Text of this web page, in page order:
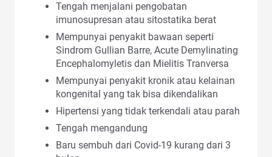
Tengah menjalani pengobatan
imunosupresan atau sitostatika berat
Mempunyai penyakit bawaan seperti
Sindrom Gullian Barre, Acute Demylinating
Encephalomyletis dan Mielitis Tranversa
Mempunyai penyakit kronik atau kelainan
kongenital yang tak bisa dikendalikan
Hipertensi yang tidak terkendali atau parah
Tengah mengandung
Baru sembuh dari Covid-19 kurang dari 3